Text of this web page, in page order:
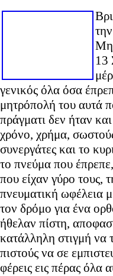
13
γενικός όλα όσα
μητρόπολή του αυτά
πράγματι δεν ήταν
χρόνο, χρήμα,
συνεργάτες και το
το πνεύμα που
που είχαν γύρο τους,
πνευματική ωφέλεια
τον δρόμο για ένα
ήθελαν πίστη,
κατάλληλη στιγμή να
πιστούς να σε
φέρεις εις πέρας όλα